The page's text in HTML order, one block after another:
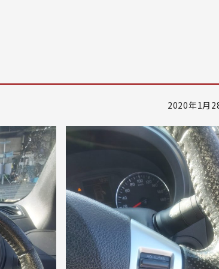
2020年1月